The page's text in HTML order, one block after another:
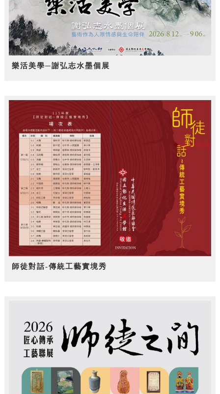
樂活美學─謝弘志水墨個展
師徒對話-傳統工藝實境秀